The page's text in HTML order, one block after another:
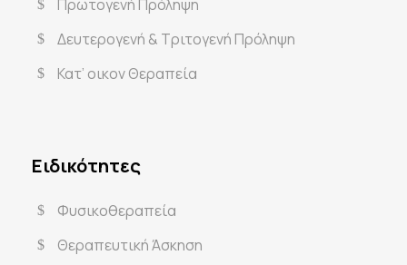
Πρωτογενή Πρόληψη
Δευτερογενή & Τριτογενή Πρόληψη
Κατ’ οικον Θεραπεία
Ειδικότητες
Φυσικοθεραπεία
Θεραπευτική Άσκηση